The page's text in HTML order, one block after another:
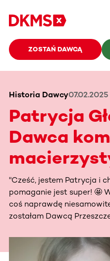
ZOSTAŃ DAWCĄ
Historia Dawcy07.02.2025
Patrycja
Dawca
"Cześć, jestem Patrycja i
pomaganie jest super! 🤩
coś naprawdę
zostałam Dawcą